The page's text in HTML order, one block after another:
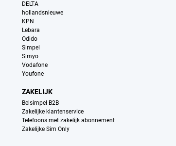
DELTA
hollandsnieuwe
KPN
Lebara
Odido
Simpel
Simyo
Vodafone
Youfone
ZAKELIJK
Belsimpel B2B
Zakelijke klantenservice
Telefoons met zakelijk abonnement
Zakelijke Sim Only